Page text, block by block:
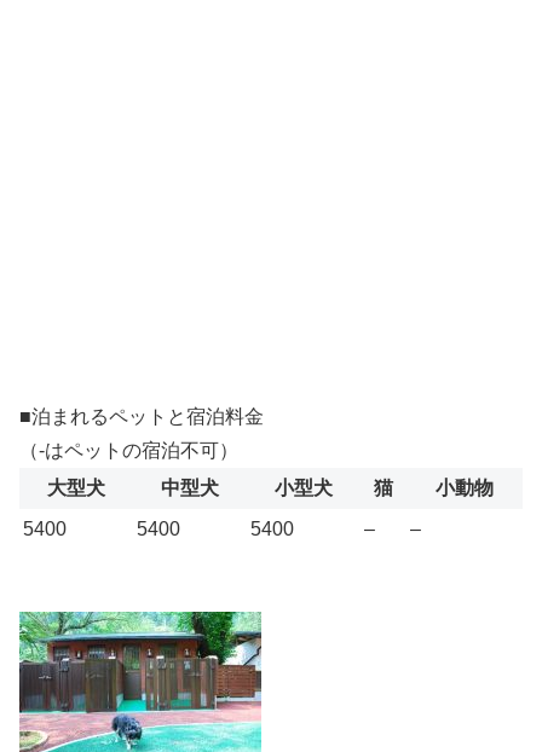
■泊まれるペットと宿泊料金
（-はペットの宿泊不可）
大型犬
中型犬 小型犬 猫
小動物
5400
5400 5400 – –